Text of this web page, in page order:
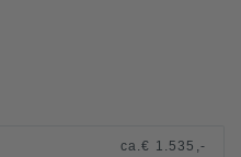
ca.€ 1.535,-